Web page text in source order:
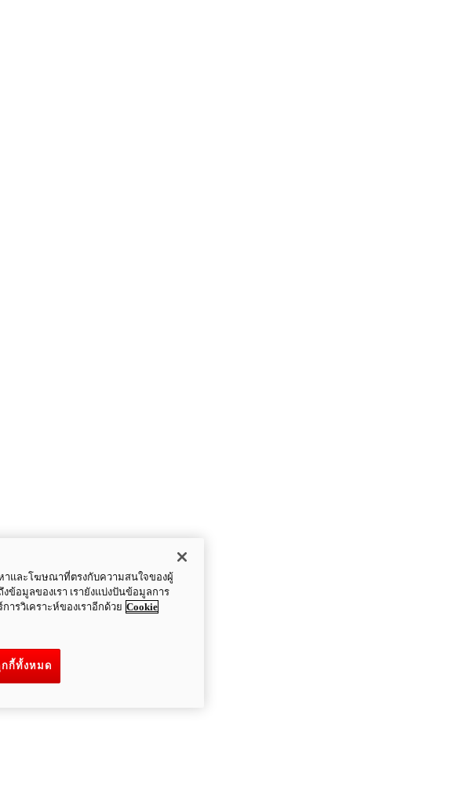
หาและโฆษณาที่ตรงกับความสนใจของผู้
ข้อมูลของเรา เรายังแบ่งปันข้อมูลการ
รวิเคราะห์ของเราอีกด้วย Cookie
กี้ทั้งหมด